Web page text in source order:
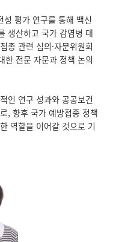
평가 연구를 통해 백신
생산하고 국가 감염병 대
종 관련 심의·자문위원회
한 전문 자문과 정책 논의
인 연구 성과와 공공보건
, 향후 국가 예방접종 정책
역할을 이어갈 것으로 기